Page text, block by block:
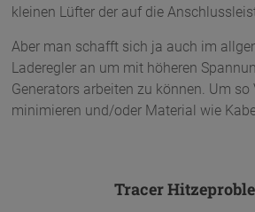
kleinen Lüfter der auf die
Aber man schafft sich ja auch im
Laderegler an um mit höheren
Generators arbeiten zu können. Um so
minimieren und/oder Material wie
Tracer